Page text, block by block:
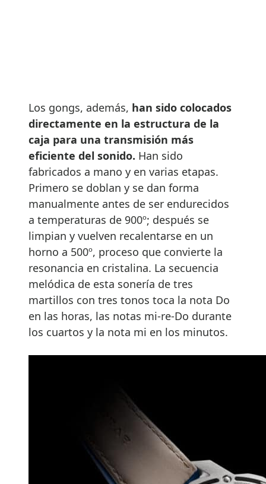
Los gongs, además, han sido colocados
directamente en la estructura de la
caja para una transmisión más
eficiente del sonido. Han sido
fabricados a mano y en varias etapas.
Primero se doblan y se dan forma
manualmente antes de ser endurecidos
a temperaturas de 900º; después se
limpian y vuelven recalentarse en un
horno a 500º, proceso que convierte la
resonancia en cristalina. La secuencia
melódica de esta sonería de tres
martillos con tres tonos toca la nota Do
en las horas, las notas mi-re-Do durante
los cuartos y la nota mi en los minutos.